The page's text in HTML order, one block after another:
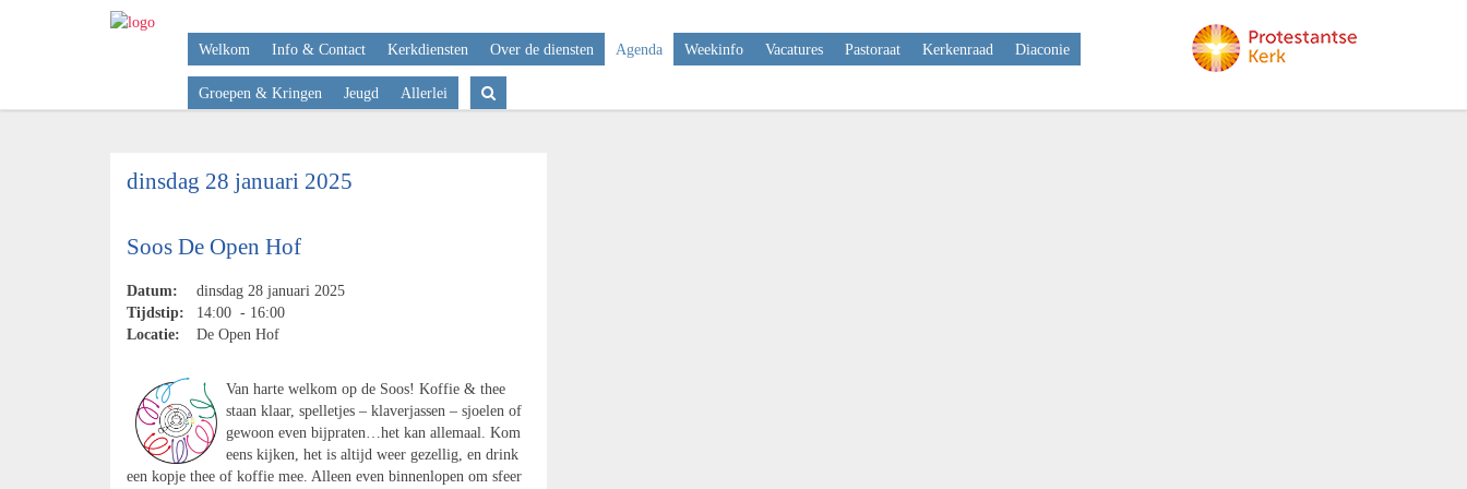
Welkom Info & Contact Kerkdiensten Over de diensten Agenda Weekinfo Vacatures Pastoraat Kerkenraad Diaconie
Groepen & Kringen Jeugd Allerlei
dinsdag 28 januari 2025
Soos De Open Hof
Datum:
dinsdag 28 januari 2025
Tijdstip:
14:00 - 16:00
Locatie:
De Open Hof
Van harte welkom op de Soos! Koffie & thee
staan klaar, spelletjes – klaverjassen – sjoelen of
gewoon even bijpraten…het kan allemaal. Kom
eens kijken, het is altijd weer gezellig, en drink
een kopje thee of koffie mee. Alleen even binnenlopen om sfeer